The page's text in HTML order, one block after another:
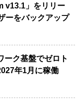
v13.1」をリリー
ーをバックアップ
ーク基盤でゼロト
年1月に稼働